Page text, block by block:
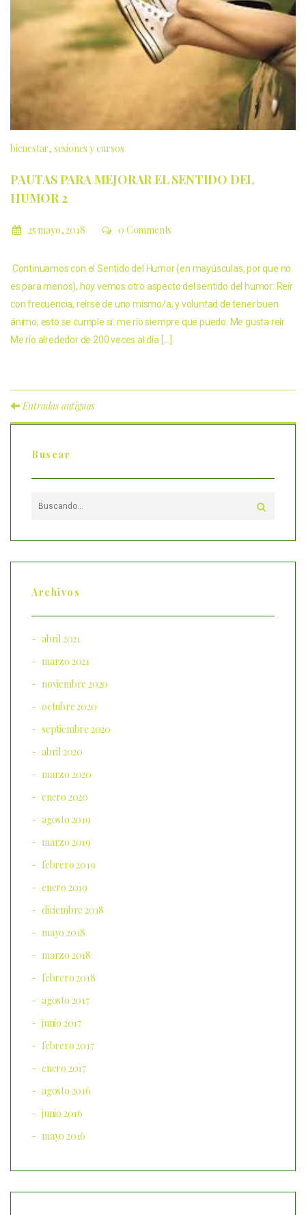
bienestar sesiones y cursos
PAUTAS PARA MEJORAR EL SENTIDO DEL
HUMOR 2
25 mayo, 2018 0 Comments
Continuamos con el Sentido del Humor (en mayúsculas, por que no
es para menos), hoy vemos otro aspecto del sentido del humor: Reír
con frecuencia, reírse de uno mismo/a, y voluntad de tener buen
ánimo; esto se cumple si: me río siempre que puedo. Me gusta reír.
Me río alrededor de 200 veces al día […]
Entradas antiguas
Buscar
Archivos
abril 2021
marzo 2021
noviembre 2020
octubre 2020
septiembre 2020
abril 2020
marzo 2020
enero 2020
agosto 2019
marzo 2019
febrero 2019
enero 2019
diciembre 2018
mayo 2018
marzo 2018
febrero 2018
agosto 2017
junio 2017
febrero 2017
enero 2017
agosto 2016
junio 2016
mayo 2016